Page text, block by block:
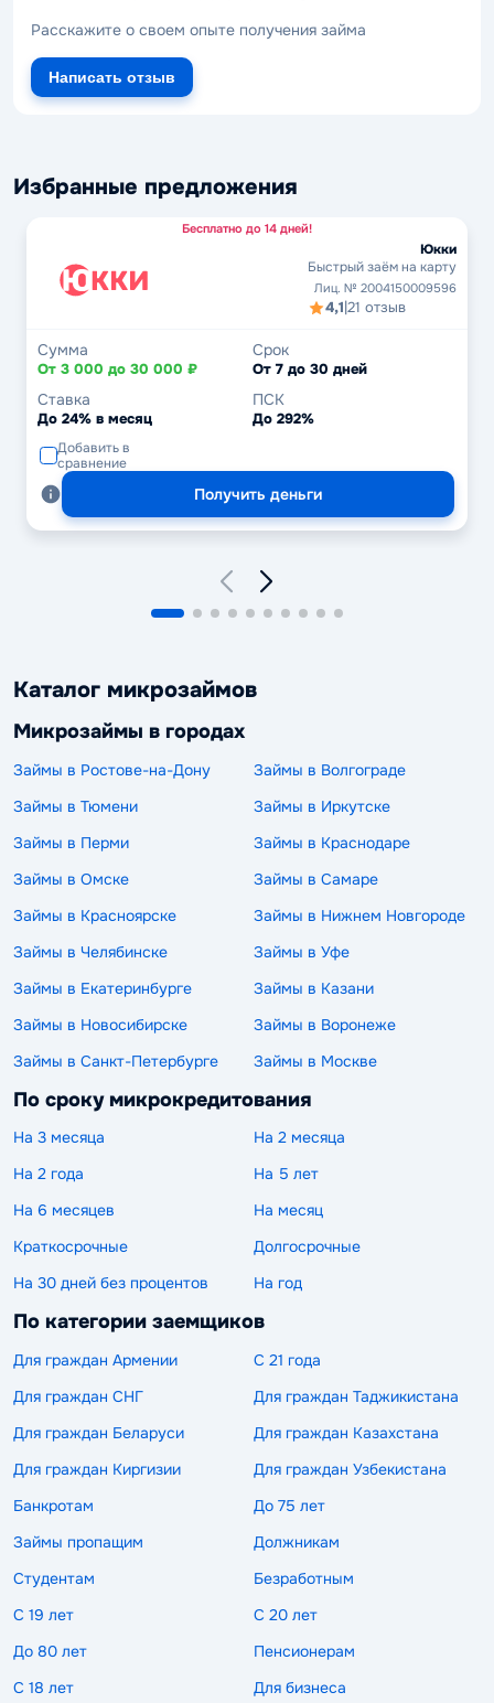
Расскажите о своем опыте получения займа
Написать отзыв
Избранные предложения
Бесплатно до 14 дней!
Юкки
Быстрый заём на карту
Лиц. № 2004150009596
4,1|21 отзыв
Сумма
От 3 000 до 30 000 ₽
Срок
От 7 до 30 дней
Ставка
До 24% в месяц
ПСК
До 292%
Добавить в
сравнение
Получить деньги
Каталог микрозаймов
Микрозаймы в городах
Займы в Ростове-на-Дону
Займы в Волгограде
Займы в Тюмени
Займы в Иркутске
Займы в Перми
Займы в Краснодаре
Займы в Омске
Займы в Самаре
Займы в Красноярске
Займы в Нижнем Новгороде
Займы в Челябинске
Займы в Уфе
Займы в Екатеринбурге
Займы в Казани
Займы в Новосибирске
Займы в Воронеже
Займы в Санкт-Петербурге
Займы в Москве
По сроку микрокредитования
На 3 месяца
На 2 месяца
На 2 года
На 5 лет
На 6 месяцев
На месяц
Краткосрочные
Долгосрочные
На 30 дней без процентов
На год
По категории заемщиков
Для граждан Армении
С 21 года
Для граждан СНГ
Для граждан Таджикистана
Для граждан Беларуси
Для граждан Казахстана
Для граждан Киргизии
Для граждан Узбекистана
Банкротам
До 75 лет
Займы пропащим
Должникам
Студентам
Безработным
С 19 лет
С 20 лет
До 80 лет
Пенсионерам
С 18 лет
Для бизнеса